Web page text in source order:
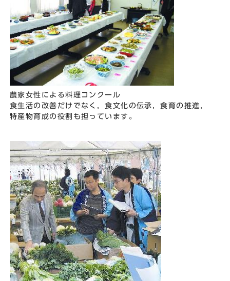
農家女性による料理コンクール
食生活の改善だけでなく，食文化の伝承，食育の推進，
特産物育成の役割も担っています。